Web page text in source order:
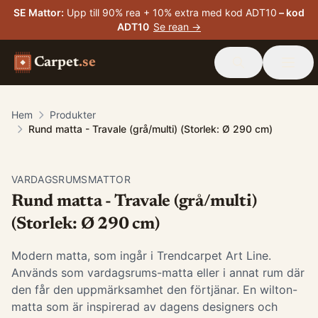
SE Mattor: Upp till 90% rea + 10% extra med kod ADT10 – kod
ADT10 Se rean →
Carpet.se
Hem
Produkter
Rund matta - Travale (grå/multi) (Storlek: Ø 290 cm)
VARDAGSRUMSMATTOR
Rund matta - Travale (grå/multi)
(Storlek: Ø 290 cm)
Modern matta, som ingår i Trendcarpet Art Line.
Används som vardagsrums-matta eller i annat rum där
den får den uppmärksamhet den förtjänar. En wilton-
matta som är inspirerad av dagens designers och